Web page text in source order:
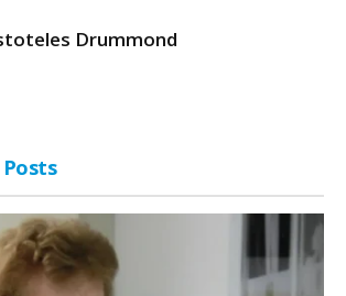
Drummond
Posts